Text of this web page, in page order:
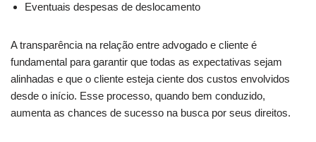
Eventuais despesas de deslocamento
A transparência na relação entre advogado e cliente é
fundamental para garantir que todas as expectativas sejam
alinhadas e que o cliente esteja ciente dos custos envolvidos
desde o início. Esse processo, quando bem conduzido,
aumenta as chances de sucesso na busca por seus direitos.